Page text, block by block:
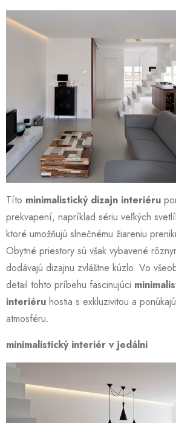
Títo minimalistický dizajn interiéru
prekvapení, napríklad sériu veľkých
ktoré umožňujú slnečnému žiareniu
Obytné priestory sú však vybavené
dodávajú dizajnu zvláštne kúzlo. Vo
detail tohto príbehu fascinujúci
interiéru hostia s exkluzivitou a
atmosféru.
minimalistický interiér v jedálni